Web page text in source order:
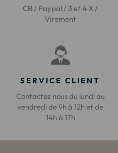
CB / Paypal / 3 et 4 X /
Virement
SERVICE CLIENT
Contactez nous du lundi au
vendredi de 9h à 12h et de
14h à 17h